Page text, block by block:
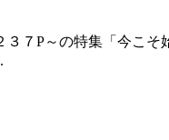
７P～の特集「今こ